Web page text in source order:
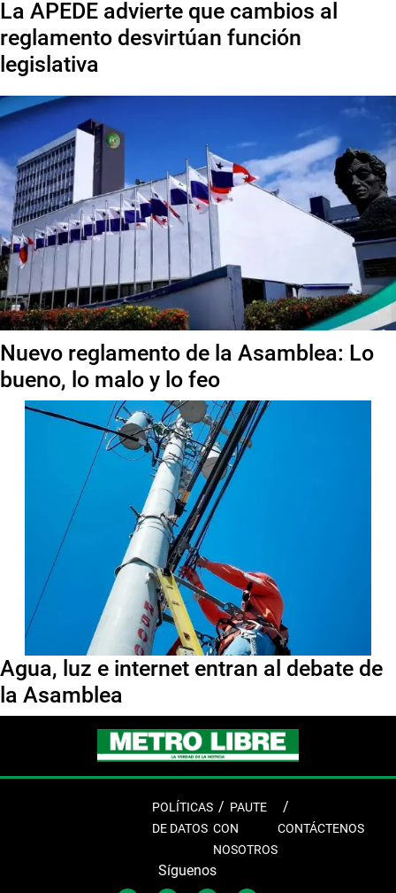
La APEDE advierte que cambios al
reglamento desvirtúan función
legislativa
Nuevo reglamento de la Asamblea: Lo
bueno, lo malo y lo feo
Agua, luz e internet entran al debate de
la Asamblea
POLÍTICAS
DE DATOS
PAUTE
CON
NOSOTROS
CONTÁCTENOS
Síguenos